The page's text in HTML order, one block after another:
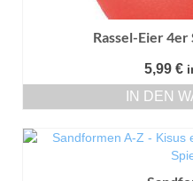
Rassel-Eier
5,99 €
IN DEN